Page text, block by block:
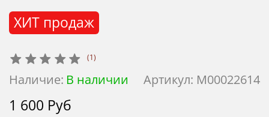
(1)
Артикул: М00022614
Наличие: В наличии
ХИТ продаж
1 600 Руб